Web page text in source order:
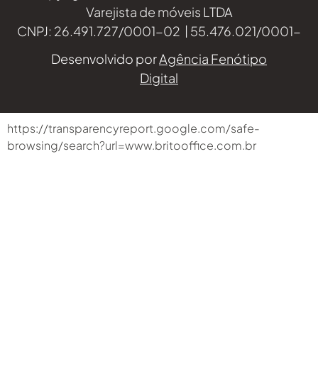
Varejista de móveis LTDA
CNPJ: 26.491.727/0001-02 | 55.476.021/0001-
70 | 55.807.355/0001-89
Desenvolvido porAgência Fenótipo
Digital
https://transparencyreport.google.com/safe-
browsing/search?url=www.britooffice.com.br